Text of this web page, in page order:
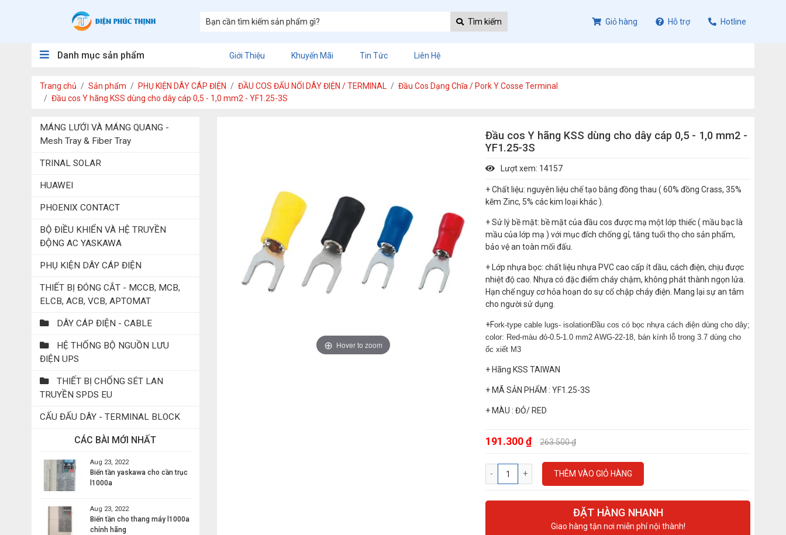
Tìm kiếm Giỏ hàng Hỗ trợ Hotline
Danh mục sản phẩm Giới Thiệu Khuyến Mãi Tin Tức Liên Hệ
Trang chủ Sản phẩm PHỤ KIỆN DÂY CÁP ĐIỆN ĐẦU COS ĐẤU NỐI DÂY ĐIỆN / TERMINAL
Đầu Cos Dạng Chĩa / Pork Y Cosse Terminal
Đầu cos Y hãng KSS dùng cho dây cáp 0,5 - 1,0 mm2 - YF1.25-3S
MÁNG LƯỚI VÀ MÁNG QUANG -
Mesh Tray & Fiber Tray
TRINAL SOLAR
HUAWEI
PHOENIX CONTACT
BỘ ĐIỀU KHIỂN VÀ HỆ TRUYỀN
ĐỘNG AC YASKAWA
PHỤ KIỆN DÂY CÁP ĐIỆN
THIẾT BỊ ĐÓNG CẮT - MCCB, MCB,
ELCB, ACB, VCB, APTOMAT
DÂY CÁP ĐIỆN - CABLE
HỆ THỐNG BỘ NGUỒN LƯU
ĐIỆN UPS
THIẾT BỊ CHỐNG SÉT LAN
TRUYỀN SPDS EU
CẤU ĐẤU DÂY - TERMINAL BLOCK
CÁC BÀI MỚI NHẤT
Aug 23, 2022
Biến tần yaskawa cho cần trục
l1000a
Aug 23, 2022
Biến tần cho thang máy l1000a
chính hãng
Hover to zoom
Đầu cos Y hãng KSS dùng cho dây cáp 0,5 - 1,0 mm2 -
YF1.25-3S
Lượt xem: 14157
+ Chất liệu: nguyên liệu chế tạo bằng đồng thau ( 60% đồng Crass, 35%
kẽm Zinc, 5% các kim loại khác ).
+ Sử lý bề mặt: bề mặt của đầu cos được mạ một lớp thiếc ( mầu bạc là
mầu của lớp mạ ) với mục đích chống gỉ, tăng tuổi thọ cho sản phẩm,
bảo vệ an toàn mối đấu.
+ Lớp nhựa bọc: chất liệu nhựa PVC cao cấp ít dầu, cách điện, chịu được
nhiệt độ cao. Nhựa có đặc điểm cháy chậm, không phát thành ngọn lửa.
Hạn chế nguy cơ hỏa hoạn do sự cố chập cháy điện. Mang lại sự an tâm
cho người sử dụng.
+Fork-type cable lugs- isolationĐầu cos có bọc nhựa cách điện dùng cho dây;
color: Red-màu đỏ-0.5-1.0 mm2 AWG-22-18, bán kính lỗ trong 3.7 dùng cho
ốc xiết M3
+ Hãng KSS TAIWAN
+ MÃ SẢN PHẨM : YF1.25-3S
+ MÀU : ĐỎ/ RED
191.300 ₫ 263.500 ₫
THÊM VÀO GIỎ HÀNG
ĐẶT HÀNG NHANH
Giao hàng tận nơi miễn phí nội thành!